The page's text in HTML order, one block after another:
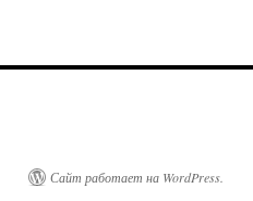
Сайт работает на WordPress.